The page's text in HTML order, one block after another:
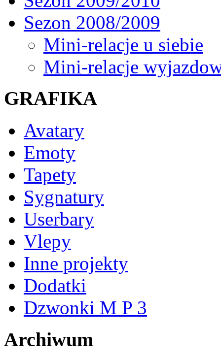
Sezon 2008/2009
Mini-relacje u siebie
Mini-relacje
GRAFIKA
Avatary
Emoty
Tapety
Sygnatury
Userbary
Vlepy
Inne projekty
Dodatki
Dzwonki M P 3
Archiwum